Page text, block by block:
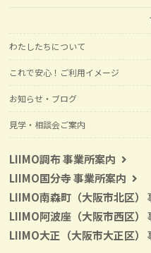
わたしたちについて
これで安心！ご利用イメージ
お知らせ・ブログ
見学・相談会ご案内
LIIMO調布 事業所案内
LIIMO国分寺 事業所案内
LIIMO南森町（大阪市北区）
LIIMO阿波座（大阪市西区）
LIIMO大正（大阪市大正区）